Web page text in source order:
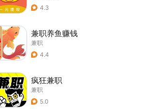
4.3
兼职养鱼赚钱
兼职
4.4
疯狂兼职
兼职
5.0